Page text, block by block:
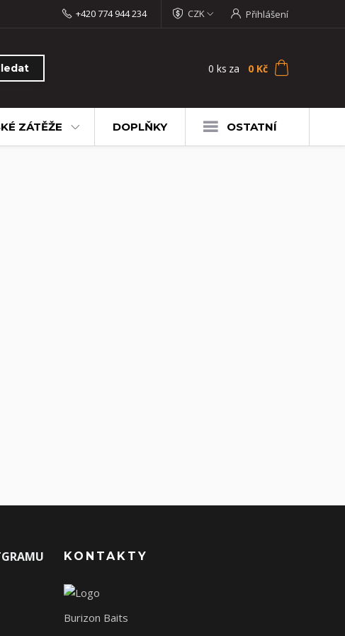
CZK Přihlášení
+420 774 944 234
0 ks za 0 Kč
ZÁTĚŽE DOPLŇKY OSTATNÍ
KONTAKTY
Burizon Baits